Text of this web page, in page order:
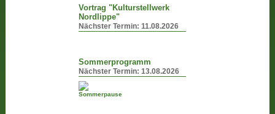
Vortrag "Kulturstellwerk
Nordlippe"
Nächster Termin:11.08.2026
Sommerprogramm
Nächster Termin:13.08.2026